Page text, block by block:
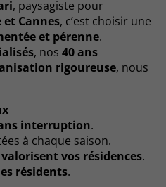
, paysagiste pour
et Cannes, c’est choisir une
et pérenne.
, nos 40 ans
rigoureuse, nous
interruption.
à chaque saison.
valorisent vos résidences.
résidents.